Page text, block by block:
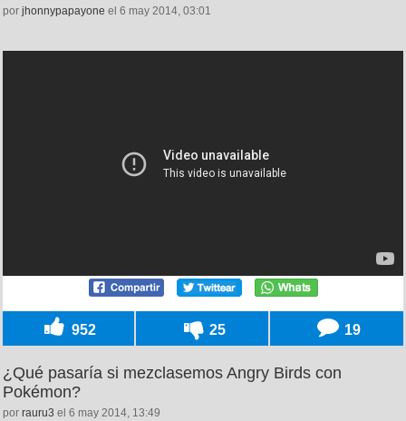
por jhonnypapayone el 6 may 2014, 03:01
952 25 19
¿Qué pasaría si mezclasemos Angry Birds con
Pokémon?
por rauru3 el 6 may 2014, 13:49